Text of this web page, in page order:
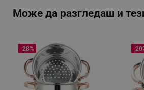
Може да разгледаш и
-28% -